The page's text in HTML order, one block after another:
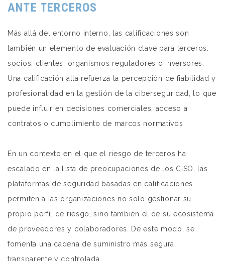
ANTE TERCEROS
Más allá del entorno interno, las calificaciones son
también un elemento de evaluación clave para terceros:
socios, clientes, organismos reguladores o inversores.
Una calificación alta refuerza la percepción de fiabilidad y
profesionalidad en la gestión de la ciberseguridad, lo que
puede influir en decisiones comerciales, acceso a
contratos o cumplimiento de marcos normativos.
En un contexto en el que el riesgo de terceros ha
escalado en la lista de preocupaciones de los CISO, las
plataformas de seguridad basadas en calificaciones
permiten a las organizaciones no solo gestionar su
propio perfil de riesgo, sino también el de su ecosistema
de proveedores y colaboradores. De este modo, se
fomenta una cadena de suministro más segura,
transparente y controlada.